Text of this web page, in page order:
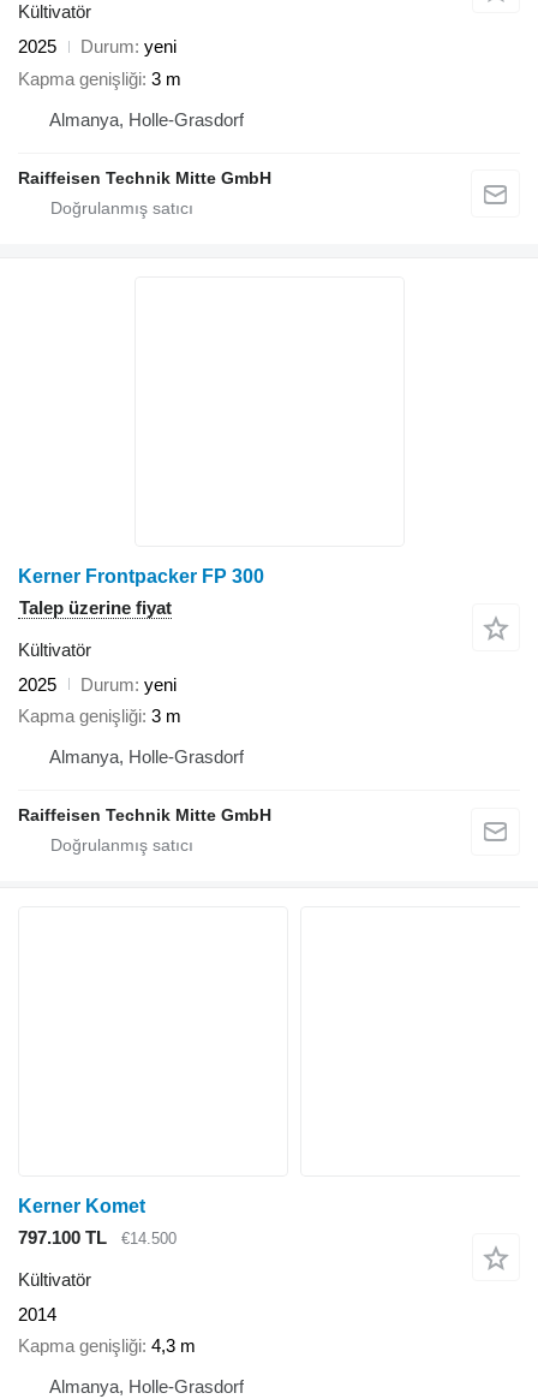
Kültivatör
2025
Durum yeni
Kapma genişliği 3 m
Almanya, Holle-Grasdorf
Raiffeisen Technik Mitte GmbH
Kerner Frontpacker FP 300
Talep üzerine fiyat
Kültivatör
2025
Durum yeni
Kapma genişliği 3 m
Almanya, Holle-Grasdorf
Raiffeisen Technik Mitte GmbH
Kerner Komet
797.100 TL
€14.500
Kültivatör
2014
Kapma genişliği 4,3 m
Almanya, Holle-Grasdorf